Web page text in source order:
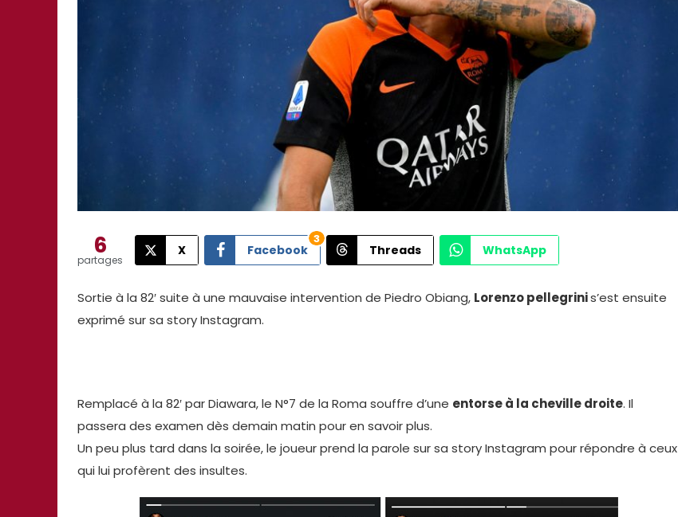
6
partages
X Facebook
3
Threads WhatsApp
Sortie à la 82′ suite à une mauvaise intervention de Piedro Obiang, Lorenzo pellegrinis’est ensuite
exprimé sur sa story Instagram.
Remplacé à la 82′ par Diawara, le N°7 de la Roma souffre d’une entorse à la cheville droite. Il
passera des examen dès demain matin pour en savoir plus.
Un peu plus tard dans la soirée, le joueur prend la parole sur sa story Instagram pour répondre à ceux
qui lui profèrent des insultes.